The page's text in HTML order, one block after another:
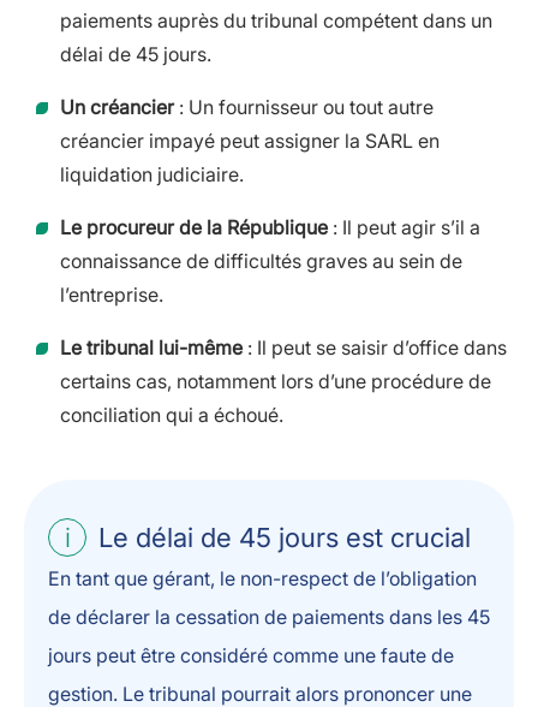
paiements auprès du tribunal compétent dans un
délai de 45 jours.
Un créancier: Un fournisseur ou tout autre
créancier impayé peut assigner la SARL en
liquidation judiciaire.
Le procureur de la République : Il peut agir s’il a
connaissance de difficultés graves au sein de
l’entreprise.
Le tribunal lui-même : Il peut se saisir d’office dans
certains cas, notamment lors d’une procédure de
conciliation qui a échoué.
Le délai de 45 jours est crucial
En tant que gérant, le non-respect de l’obligation
de déclarer la cessation de paiements dans les 45
jours peut être considéré comme une faute de
gestion. Le tribunal pourrait alors prononcer une